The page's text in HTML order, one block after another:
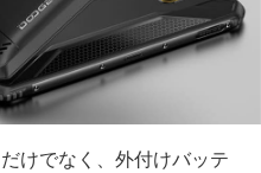
けでなく、外付けバッテ